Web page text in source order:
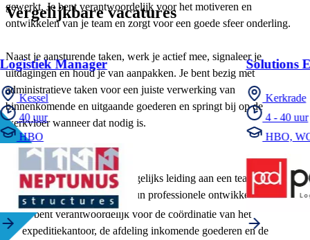
gewerkt. Je bent verantwoordelijk voor het motiveren en
ontwikkelen van je team en zorgt voor een goede sfeer onderling.
Naast je aansturende taken, werk je actief mee, signaleer je
uitdagingen en houd je van aanpakken. Je bent bezig met
administratieve taken voor een juiste verwerking van
binnenkomende en uitgaande goederen en springt bij op de
werkvloer wanneer dat nodig is.
Wat ga je doen?
Als coördinator geef je dagelijks leiding aan een team van tien
collega’s en stimuleer je hun professionele ontwikkeling;
Je bent verantwoordelijk voor de coördinatie van het
expeditiekantoor, de afdeling inkomende goederen en de
Vergelijkbare vacatures
Logistiek Manager
Kessel
40 uur
HBO
Solutions
Kerkrade
4 - 40 uur
HBO,